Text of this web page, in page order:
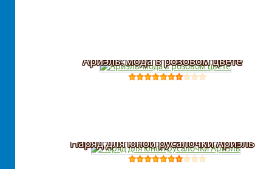
Ариэль: мода в розовом цвете
Наряд для юной русалочки Ариэль